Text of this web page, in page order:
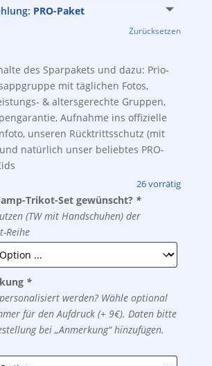
PRO-Paket
Zurücksetzen
des Sparpakets und dazu: Prio-
mit täglichen Fotos,
& altersgerechte Gruppen,
Aufnahme ins offizielle
unseren Rücktrittsschutz (mit
natürlich unser beliebtes PRO-
26 vorrätig
Trikot-Set gewünscht? *
(TW mit Handschuhen) der
Reihe
*
werden? Wähle optional
für den Aufdruck (+ 9€). Daten bitte
bei „Anmerkung“ hinzufügen.